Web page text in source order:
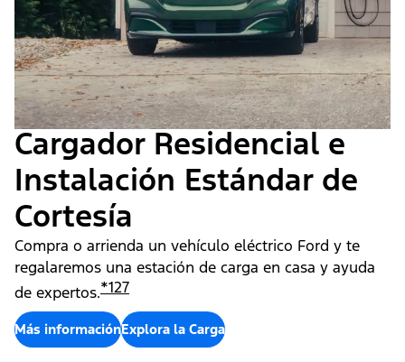
Cargador Residencial e
Instalación Estándar de
Cortesía
Compra o arrienda un vehículo eléctrico Ford y te
regalaremos una estación de carga en casa y ayuda
de expertos.*127
Más informaciónExplora la Carga